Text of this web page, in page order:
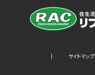
サイトマップ